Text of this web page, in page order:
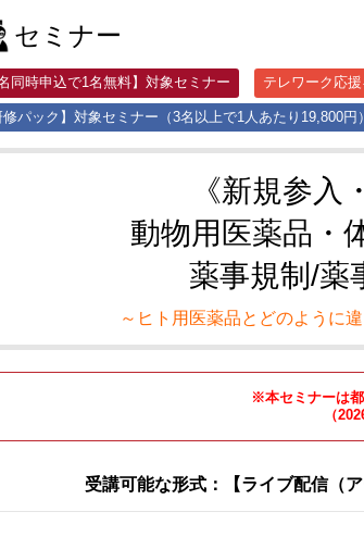
セミナー
同時申込で1名無料】対象セミナー テレワーク応
修パック】対象セミナー（3名以上で1人あたり19,800円）
《新規参入
動物用医薬品・
薬事規制/薬
～ヒト用医薬品とどのように
※本セミナーは
（
受講可能な形式：【ライブ配信（